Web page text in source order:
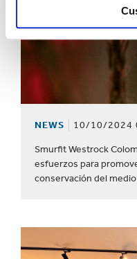
NEWS 10/10/2024
Smurfit Westrock
esfuerzos para
conservación del